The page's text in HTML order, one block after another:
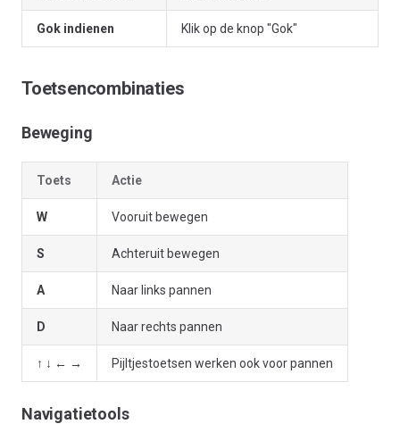
Gok indienen Klik op de knop "Gok"
Toetsencombinaties
Beweging
Toets Actie
W Vooruit bewegen
S Achteruit bewegen
A Naar links pannen
D Naar rechts pannen
↑ ↓ ← → Pijltjestoetsen werken ook voor pannen
Navigatietools